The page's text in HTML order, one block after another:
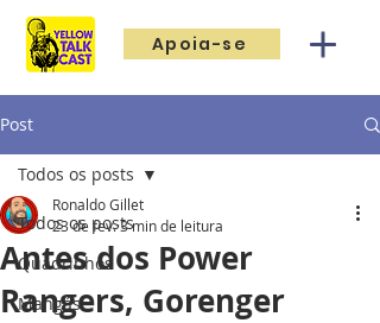
Apoia-se
Post
Todos os posts
Quadrinhos
Mangás
Todos os posts
Antes dos Power
Rangers, Gorenger
Ronaldo Gillet
23 de fev.3 min de leitura